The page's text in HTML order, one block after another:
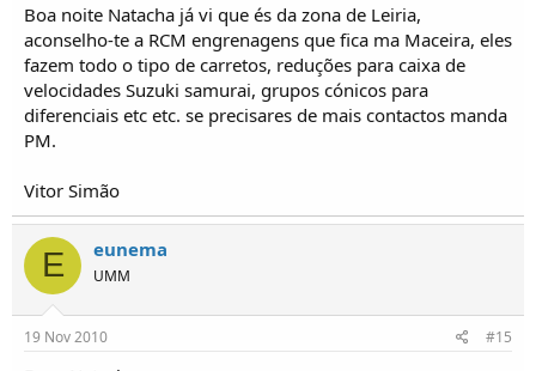
Boa noite Natacha já vi que és da zona de Leiria,
aconselho-te a RCM engrenagens que fica ma Maceira, eles
fazem todo o tipo de carretos, reduções para caixa de
velocidades Suzuki samurai, grupos cónicos para
diferenciais etc etc. se precisares de mais contactos manda
PM.
Vitor Simão
E eunema
UMM
19 Nov 2010 #15